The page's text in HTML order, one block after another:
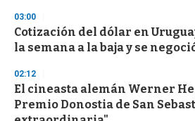
s
e
c
o
d
s
03:00
Cotización del dólar en
la semana a la baja y se
02:12
El cineasta alemán Werner
Premio Donostia de San